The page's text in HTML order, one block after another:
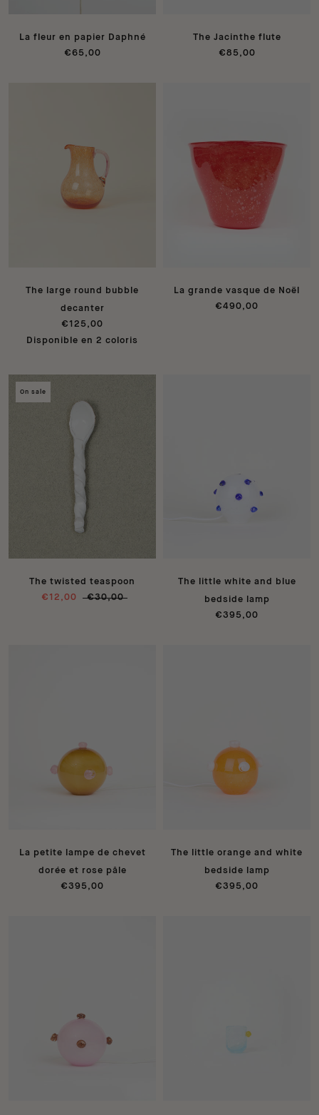
La fleur en papier Daphné
€65,00
The Jacinthe flute
€85,00
The large round bubble
decanter
€125,00
Disponible en 2 coloris
La grande vasque de Noël
€490,00
On sale
The twisted teaspoon
€12,00
€30,00
The little white and blue
bedside lamp
€395,00
La petite lampe de chevet
dorée et rose pâle
€395,00
The little orange and white
bedside lamp
€395,00